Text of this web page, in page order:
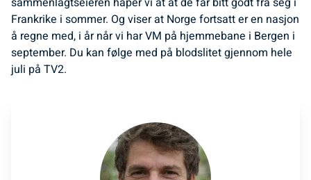
Frankrike i sommer. Og viser at Norge fortsatt er en nasjon
å regne med, i år når vi har VM på hjemmebane i Bergen i
september. Du kan følge med på blodslitet gjennom hele
juli på TV2.